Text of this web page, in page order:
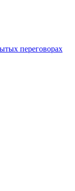
переговорах